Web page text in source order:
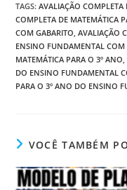
TAGS:AVALIAÇÃO
COMPLETA DE MATEMÁTICA
COM GABARITO, AVALIAÇÃO
ENSINO FUNDAMENTAL COM
MATEMÁTICA PARA O 3º ANO,
DO ENSINO FUNDAMENTAL
PARA O 3º ANO DO ENSINO
VOCÊ TAMBÉM